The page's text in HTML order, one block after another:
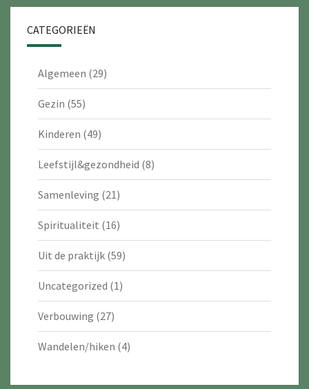
CATEGORIEËN
Algemeen (29)
Gezin (55)
Kinderen (49)
Leefstijl&gezondheid (8)
Samenleving (21)
Spiritualiteit (16)
Uit de praktijk (59)
Uncategorized (1)
Verbouwing (27)
Wandelen/hiken (4)